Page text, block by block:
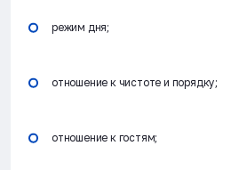
режим дня;
отношение к чистоте и порядку;
отношение к гостям;